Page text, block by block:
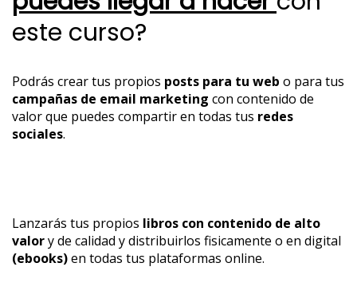
este curso?
Podrás crear tus propios posts para tu web o para tus
campañas de email marketing con contenido de
valor que puedes compartir en todas tus redes
sociales.
Lanzarás tus propios libros con contenido de alto
valory de calidad y distribuirlos fisicamente o en digital
(ebooks)en todas tus plataformas online.